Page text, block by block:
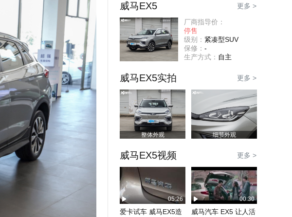
威马EX5 更多 >
厂商指导价：
停售
级别： 紧凑型SUV
保修： -
生产方式： 自主
威马EX5实拍 更多 >
整体外观 细节外观
威马EX5视频 更多 >
05:26
爱卡试车 威马EX5造
00:30
威马汽车 EX5 让人活